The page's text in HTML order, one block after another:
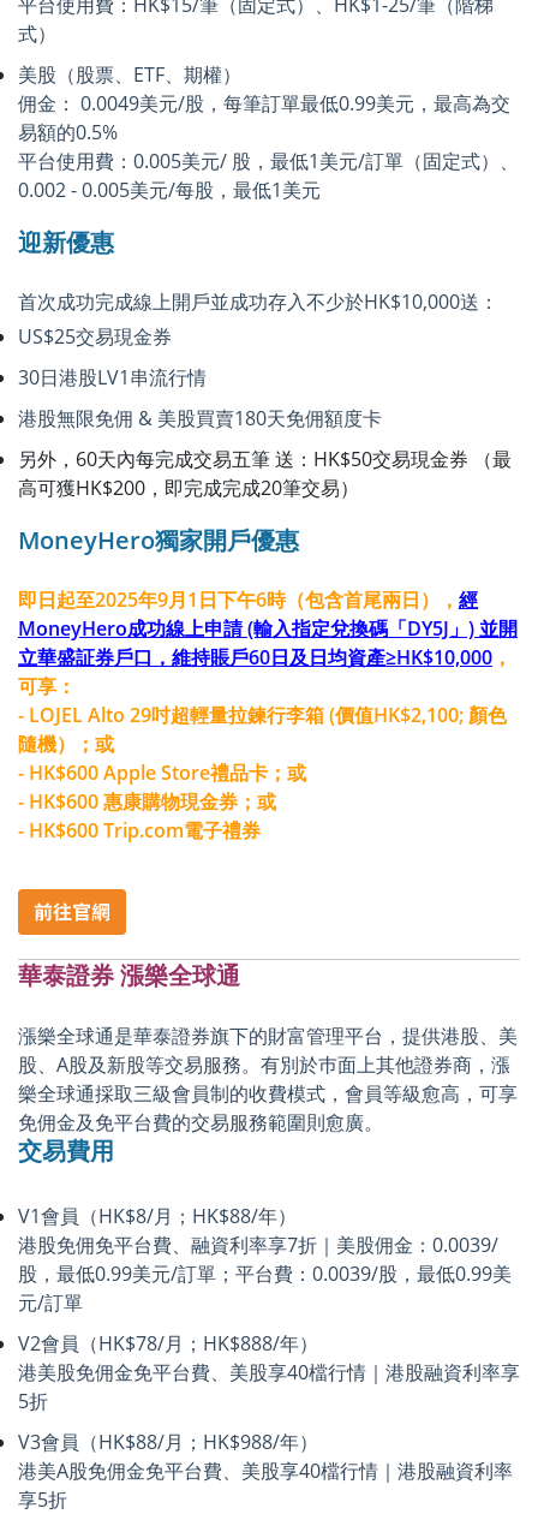
式）
美股（股票、ETF、期權）
佣金： 0.0049美元/股，每筆訂單最低0.99美元，最高為交
易額的0.5%
平台使用費：0.005美元/ 股，最低1美元/訂單（固定式）、
0.002 - 0.005美元/每股，最低1美元
迎新優惠
首次成功完成線上開戶並成功存入不少於HK$10,000送：
US$25交易現金券
30日港股LV1串流行情
港股無限免佣 & 美股買賣180天免佣額度卡
另外，60天內每完成交易五筆 送：HK$50交易現金券 （最
高可獲HK$200，即完成完成20筆交易）
MoneyHero獨家開戶優惠
即日起至2025年9月1日下午6時（包含首尾兩日）， 經
MoneyHero成功線上申請 (輸入指定兌換碼「DY5J」) 並開
立華盛証券戶口，維持賬戶60日及日均資產≥HK$10,000 ，
可享：
- LOJEL Alto 29吋超輕量拉鍊行李箱 (價值HK$2,100; 顏色
隨機）；或
- HK$600 Apple Store禮品卡；或
- HK$600 惠康購物現金券；或
- HK$600 Trip.com電子禮券
華泰證券 漲樂全球通
漲樂全球通是華泰證券旗下的財富管理平台，提供港股、美
股、A股及新股等交易服務。有別於巿面上其他證券商，漲
樂全球通採取三級會員制的收費模式，會員等級愈高，可享
免佣金及免平台費的交易服務範圍則愈廣。
交易費用
V1會員（HK$8/月；HK$88/年）
港股免佣免平台費、融資利率享7折｜美股佣金：0.0039/
股，最低0.99美元/訂單；平台費：0.0039/股，最低0.99美
元/訂單
V2會員（HK$78/月；HK$888/年）
港美股免佣金免平台費、美股享40檔行情｜港股融資利率享
5折
V3會員（HK$88/月；HK$988/年）
港美A股免佣金免平台費、美股享40檔行情｜港股融資利率
享5折